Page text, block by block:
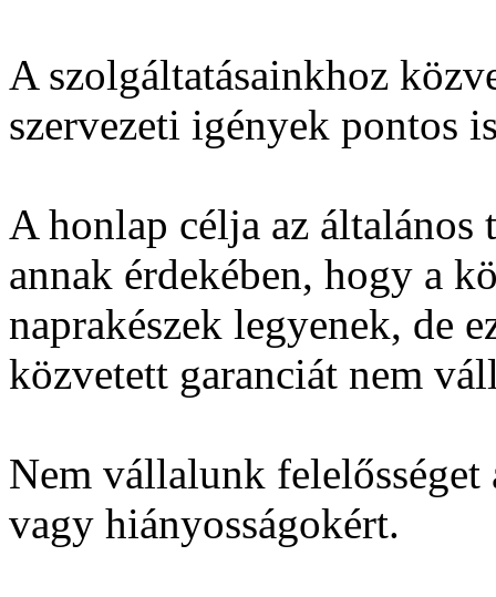
A szolgáltatásainkhoz
szervezeti igények pontos
A honlap célja az
annak érdekében, hogy a
naprakészek legyenek, de
közvetett garanciát nem
Nem vállalunk felelősséget
vagy hiányosságokért.